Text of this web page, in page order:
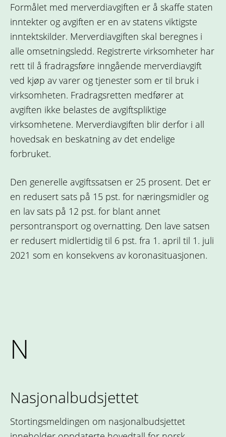
Formålet med merverdiavgiften er å skaffe staten
inntekter og avgiften er en av statens viktigste
inntektskilder. Merverdiavgiften skal beregnes i
alle omsetningsledd. Registrerte virksomheter har
rett til å fradragsføre inngående merverdiavgift
ved kjøp av varer og tjenester som er til bruk i
virksomheten. Fradragsretten medfører at
avgiften ikke belastes de avgiftspliktige
virksomhetene. Merverdiavgiften blir derfor i all
hovedsak en beskatning av det endelige
forbruket.
Den generelle avgiftssatsen er 25 prosent. Det er
en redusert sats på 15 pst. for næringsmidler og
en lav sats på 12 pst. for blant annet
persontransport og overnatting. Den lave satsen
er redusert midlertidig til 6 pst. fra 1. april til 1. juli
2021 som en konsekvens av koronasituasjonen.
N
Nasjonalbudsjettet
Stortingsmeldingen om nasjonalbudsjettet